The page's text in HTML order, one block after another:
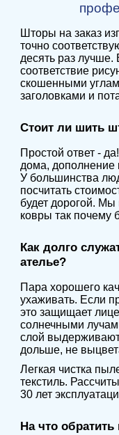
Шторы на заказ
точно
десять раз лучше.
соответствие
скошенными
заголовками и
Стоит ли шить
Простой ответ -
дома, дополнение
У большинства
посчитать
будет дорогой.
ковры так почему
Как долго
ателье?
Пара хорошего
ухаживать. Если
это защищает
солнечными
слой выдерживают
дольше, не
Легкая чистка
текстиль.
30 лет
На что